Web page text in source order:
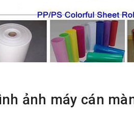
ảnh máy cán